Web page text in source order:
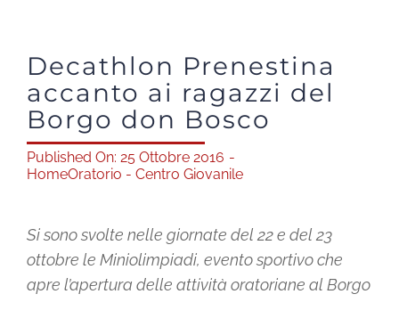
News
Dona ora
Contatti
Decathlon Prenestina
accanto ai ragazzi del
Borgo don Bosco
Published On: 25 Ottobre 2016 -
HomeOratorio - Centro Giovanile
Si sono svolte nelle giornate del 22 e del 23
ottobre le Miniolimpiadi, evento sportivo che
apre l’apertura delle attività oratoriane al Borgo